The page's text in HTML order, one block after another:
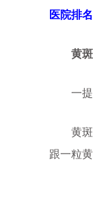
医院排名
黄斑
一提起
黄斑不
跟一粒